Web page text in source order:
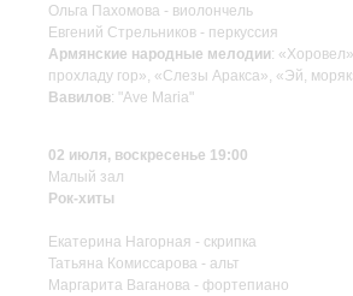
Ольга Пахомова - виолончель
Евгений Стрельников - перкуссия
Армянские народные мелодии:
прохладу гор», «Слезы Аракса», «Эй,
Вавилов: "Ave Maria"
02 июля, воскресенье 19:00
Малый зал
Рок-хиты
Екатерина Нагорная - скрипка
Татьяна Комиссарова - альт
Маргарита Ваганова - фортепиано